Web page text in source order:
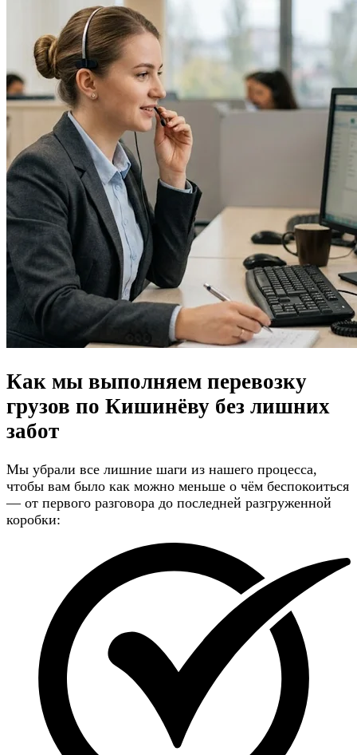
Как мы выполняем перевозку
грузов по Кишинёву без лишних
забот
Мы убрали все лишние шаги из нашего процесса,
чтобы вам было как можно меньше о чём беспокоиться
— от первого разговора до последней разгруженной
коробки: